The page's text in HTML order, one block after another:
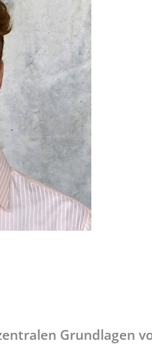
Grundlagen